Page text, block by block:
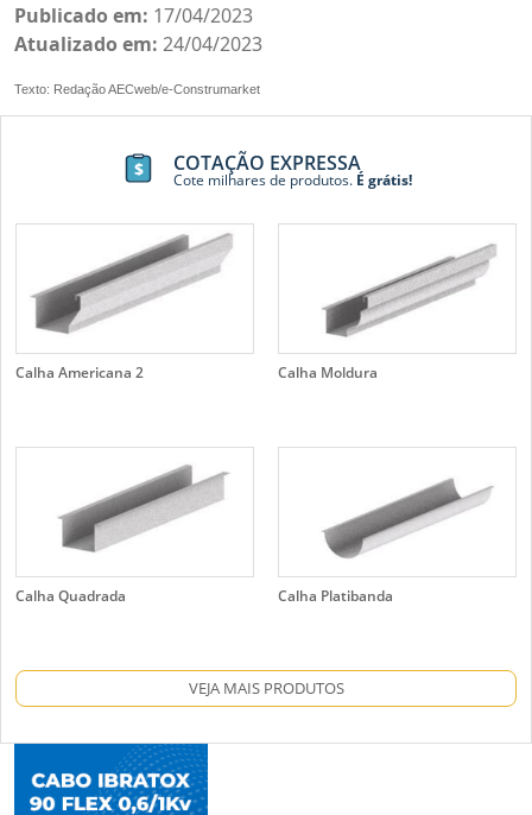
Publicado em: 17/04/2023
Atualizado em: 24/04/2023
Texto: Redação AECweb/e-Construmarket
COTAÇÃO EXPRESSA
Cote milhares de produtos.É grátis!
Calha Americana 2 Calha Moldura
Calha Quadrada Calha Platibanda
VEJA MAIS PRODUTOS